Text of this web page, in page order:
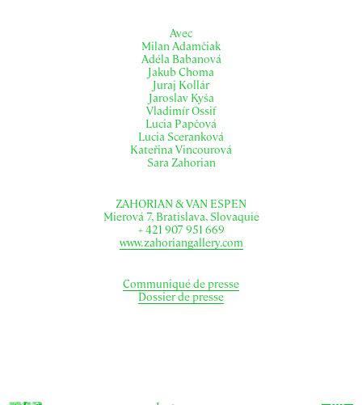
Avec
Milan Adamčiak
Adéla Babanová
Jakub Choma
Juraj Kollár
Jaroslav Kyša
Vladimír Ossif
Lucia Papčová
Lucia Sceranková
Kateřina Vincourová
Sara Zahorian
ZAHORIAN & VAN ESPEN
Mierová 7, Bratislava, Slovaquie
+ 421 907 951 669
www.zahoriangallery.com
Communiqué de presse
Dossier de presse